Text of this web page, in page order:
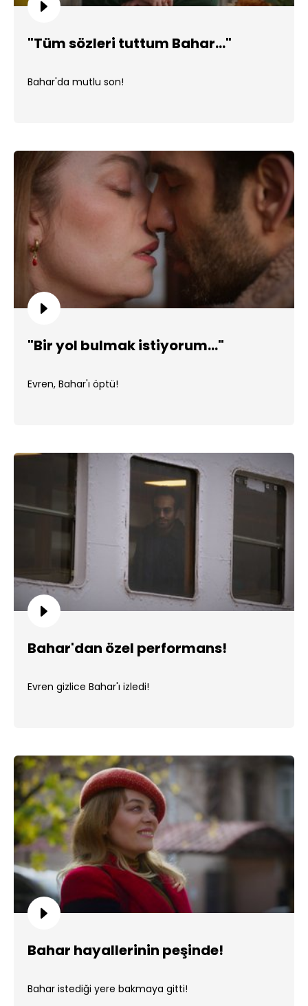
"Tüm sözleri tuttum Bahar..."
Bahar'da mutlu son!
"Bir yol bulmak istiyorum..."
Evren, Bahar'ı öptü!
Bahar'dan özel performans!
Evren gizlice Bahar'ı izledi!
Bahar hayallerinin peşinde!
Bahar istediği yere bakmaya gitti!